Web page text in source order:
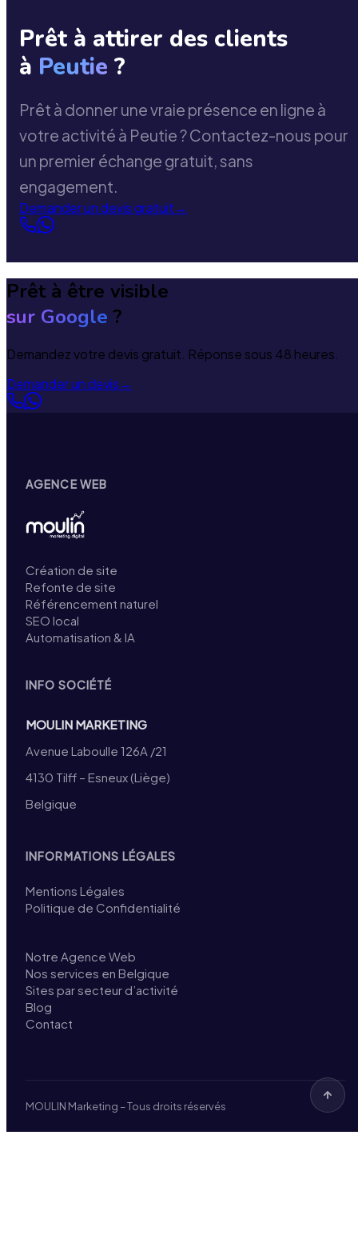
Prêt à attirer des clients
à Peutie ?
Prêt à donner une vraie présence en ligne à
votre activité à Peutie ? Contactez-nous pour
un premier échange gratuit, sans
engagement.
Demander un devis gratuit→
Prêt à être visible
sur Google ?
Demandez votre devis gratuit. Réponse sous 48 heures.
Demander un devis→
AGENCE WEB
Création de site
Refonte de site
Référencement naturel
SEO local
Automatisation & IA
INFO SOCIÉTÉ
MOULIN MARKETING
Avenue Laboulle 126A /21
4130 Tilff – Esneux (Liège)
Belgique
INFORMATIONS LÉGALES
Mentions Légales
Politique de Confidentialité
Notre Agence Web
Nos services en Belgique
Sites par secteur d’activité
Blog
Contact
MOULIN Marketing – Tous droits réservés